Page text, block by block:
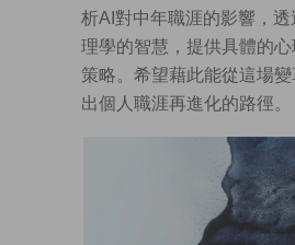
析AI對中年職涯的影響，
理學的智慧，提供具體的
策略。希望藉此能從這場
出個人職涯再進化的路徑。